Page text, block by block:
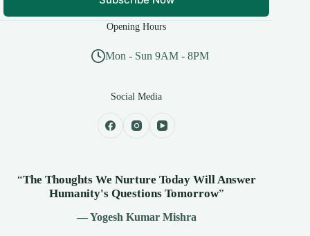
Opening Hours
Mon - Sun 9AM - 8PM
Social Media
“The Thoughts We Nurture Today Will Answer
Humanity's Questions Tomorrow”
— Yogesh Kumar Mishra